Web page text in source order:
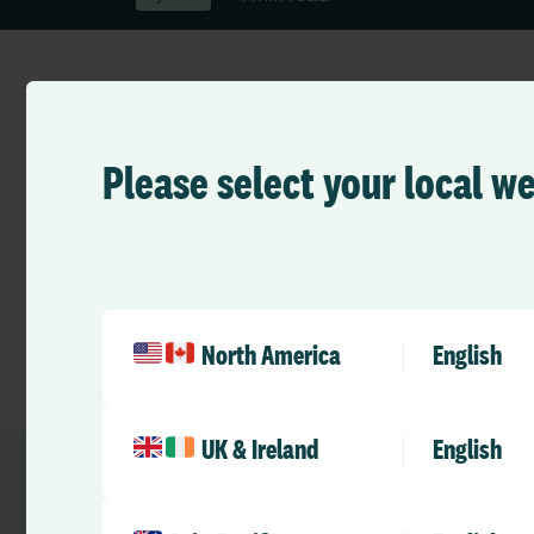
Please select your local
North America English
UK & Ireland English
Allocate Software
leverantör av